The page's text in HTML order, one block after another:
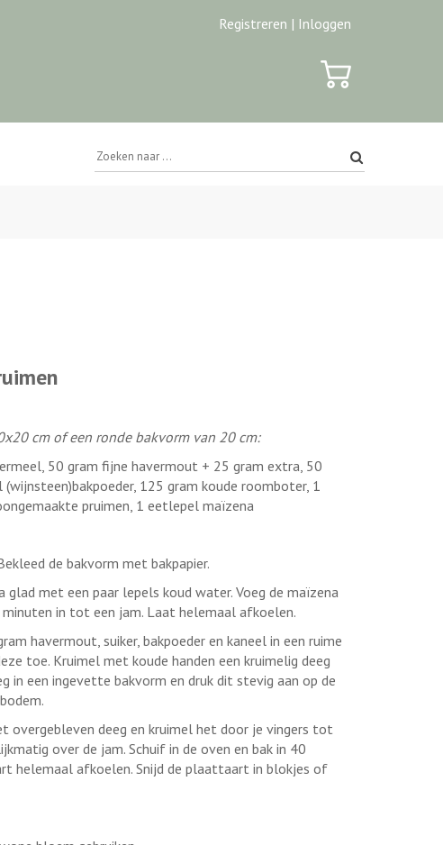
Registreren | Inloggen
cm of een ronde bakvorm van 20 cm:
50 gram fijne havermout + 25 gram extra, 50
125 gram koude roomboter, 1
pruimen, 1 eetlepel maïzena
de bakvorm met bakpapier.
glad met een paar lepels koud water. Voeg de maïzena
minuten in tot een jam. Laat helemaal afkoelen.
havermout, suiker, bakpoeder en kaneel in een ruime
toe. Kruimel met koude handen een kruimelig deeg
in een ingevette bakvorm en druk dit stevig aan op de
overgebleven deeg en kruimel het door je vingers tot
over de jam. Schuif in de oven en bak in 40
helemaal afkoelen. Snijd de plaattaart in blokjes of